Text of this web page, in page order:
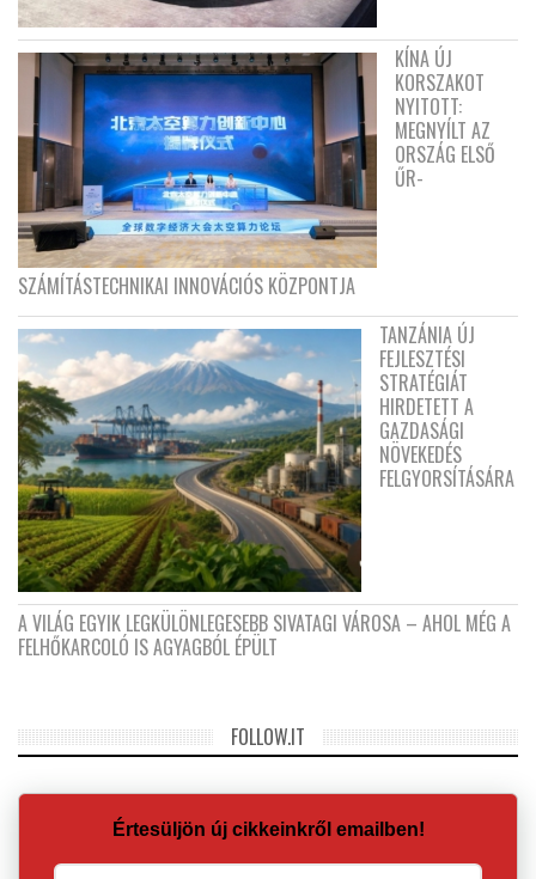
KÍNA ÚJ
KORSZAKOT
NYITOTT:
MEGNYÍLT AZ
ORSZÁG ELSŐ
ŰR-
SZÁMÍTÁSTECHNIKAI INNOVÁCIÓS KÖZPONTJA
TANZÁNIA ÚJ
FEJLESZTÉSI
STRATÉGIÁT
HIRDETETT A
GAZDASÁGI
NÖVEKEDÉS
FELGYORSÍTÁSÁRA
A VILÁG EGYIK LEGKÜLÖNLEGESEBB SIVATAGI VÁROSA – AHOL MÉG A
FELHŐKARCOLÓ IS AGYAGBÓL ÉPÜLT
FOLLOW.IT
Értesüljön új cikkeinkről emailben!